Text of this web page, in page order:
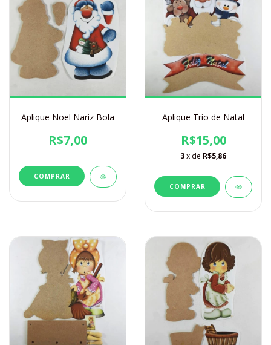
Aplique Noel Nariz Bola
R$7,00
Aplique Trio de Natal
R$15,00
3x de R$5,86